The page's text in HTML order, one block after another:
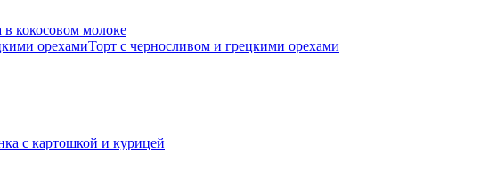
в кокосовом молоке
Торт с черносливом и грецкими орехами
с картошкой и курицей